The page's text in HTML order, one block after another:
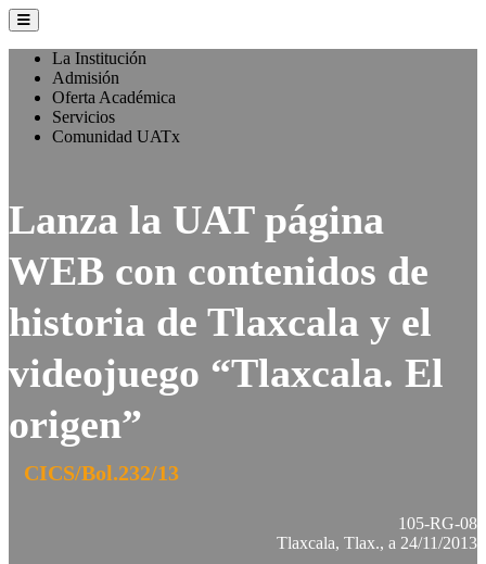
La Institución
Admisión
Oferta Académica
Servicios
Comunidad UATx
Lanza la UAT página
WEB con contenidos de
historia de Tlaxcala y el
videojuego “Tlaxcala. El
origen”
CICS/Bol.232/13
105-RG-08
Tlaxcala, Tlax., a 24/11/2013